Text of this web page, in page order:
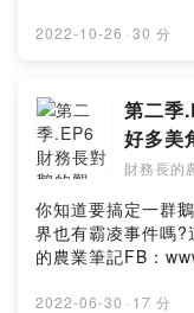
2022-10-26 · 30 分
第二季
好多美
財務長的
你知道要搞定一群
界也有霸凌事件嗎
的農業筆記FB：
2022-06-30 · 17 分